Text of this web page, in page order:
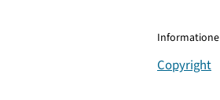
Copyright